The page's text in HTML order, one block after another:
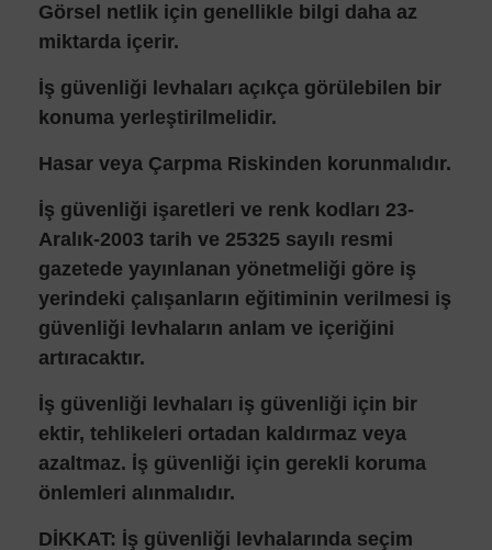
Görsel netlik için genellikle bilgi daha az
miktarda içerir.
İş güvenliği levhaları açıkça görülebilen bir
konuma yerleştirilmelidir.
Hasar veya Çarpma Riskinden korunmalıdır.
İş güvenliği işaretleri ve renk kodları 23-
Aralık-2003 tarih ve 25325 sayılı resmi
gazetede yayınlanan yönetmeliği göre iş
yerindeki çalışanların eğitiminin verilmesi iş
güvenliği levhaların anlam ve içeriğini
artıracaktır.
İş güvenliği levhaları iş güvenliği için bir
ektir, tehlikeleri ortadan kaldırmaz veya
azaltmaz. İş güvenliği için gerekli koruma
önlemleri alınmalıdır.
DİKKAT: İş güvenliği levhalarında seçim